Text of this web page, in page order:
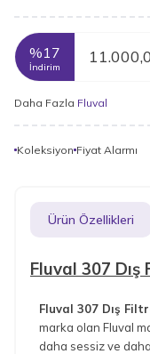
%17
İndirim
Daha Fazla Fluval
Koleksiyon Fiyat Alarmı
Ürün Özellikleri
Fluval 307
Fluval 307 Dış
marka olan Fluval
daha sessiz ve